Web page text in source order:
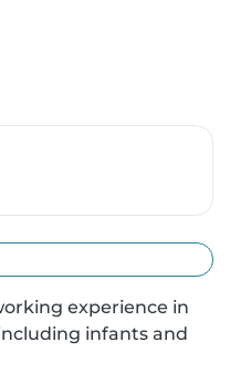
experience in
infants and